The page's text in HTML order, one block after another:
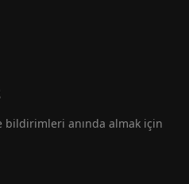
bildirimleri anında almak için